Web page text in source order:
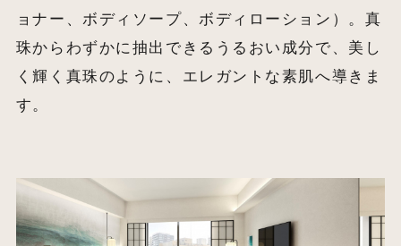
ョナー、ボディソープ、ボディローション）。真
珠からわずかに抽出できるうるおい成分で、美し
く輝く真珠のように、エレガントな素肌へ導きま
す。